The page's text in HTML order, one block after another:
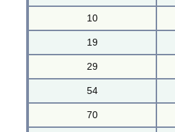
10
19
29
54
70